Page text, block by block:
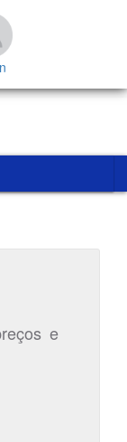
e